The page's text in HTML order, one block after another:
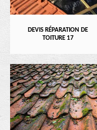
DEVIS RÉPARATION DE
TOITURE 17